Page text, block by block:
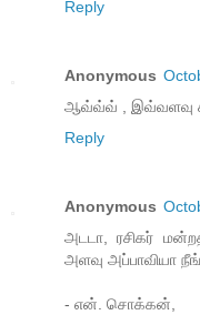
Reply
Anonymous
ஆவ்வ்வ் , இவ்வளவு
Reply
Anonymous
அடடா, ரசிகர்
அளவு அப்பாவியா
- என். சொக்கன்,